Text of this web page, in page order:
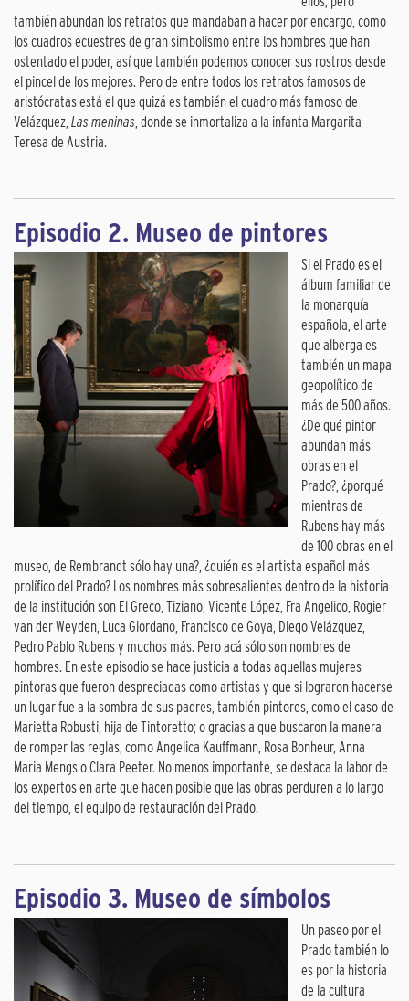
también abundan los retratos que mandaban a hacer por encargo, como
los cuadros ecuestres de gran simbolismo entre los hombres que han
ostentado el poder, así que también podemos conocer sus rostros desde
el pincel de los mejores. Pero de entre todos los retratos famosos de
aristócratas está el que quizá es también el cuadro más famoso de
Velázquez, Las meninas, donde se inmortaliza a la infanta Margarita
Teresa de Austria.
Episodio 2. Museo de pintores
Si el Prado es el
álbum familiar de
la monarquía
española, el arte
que alberga es
también un mapa
geopolítico de
más de 500 años.
¿De qué pintor
abundan más
obras en el
Prado?, ¿porqué
mientras de
Rubens hay más
de 100 obras en el
museo, de Rembrandt sólo hay una?, ¿quién es el artista español más
prolífico del Prado? Los nombres más sobresalientes dentro de la historia
de la institución son El Greco, Tiziano, Vicente López, Fra Angelico, Rogier
van der Weyden, Luca Giordano, Francisco de Goya, Diego Velázquez,
Pedro Pablo Rubens y muchos más. Pero acá sólo son nombres de
hombres. En este episodio se hace justicia a todas aquellas mujeres
pintoras que fueron despreciadas como artistas y que si lograron hacerse
un lugar fue a la sombra de sus padres, también pintores, como el caso de
Marietta Robusti, hija de Tintoretto; o gracias a que buscaron la manera
de romper las reglas, como Angelica Kauffmann, Rosa Bonheur, Anna
Maria Mengs o Clara Peeter. No menos importante, se destaca la labor de
los expertos en arte que hacen posible que las obras perduren a lo largo
del tiempo, el equipo de restauración del Prado.
Episodio 3. Museo de símbolos
Un paseo por el
Prado también lo
es por la historia
de la cultura